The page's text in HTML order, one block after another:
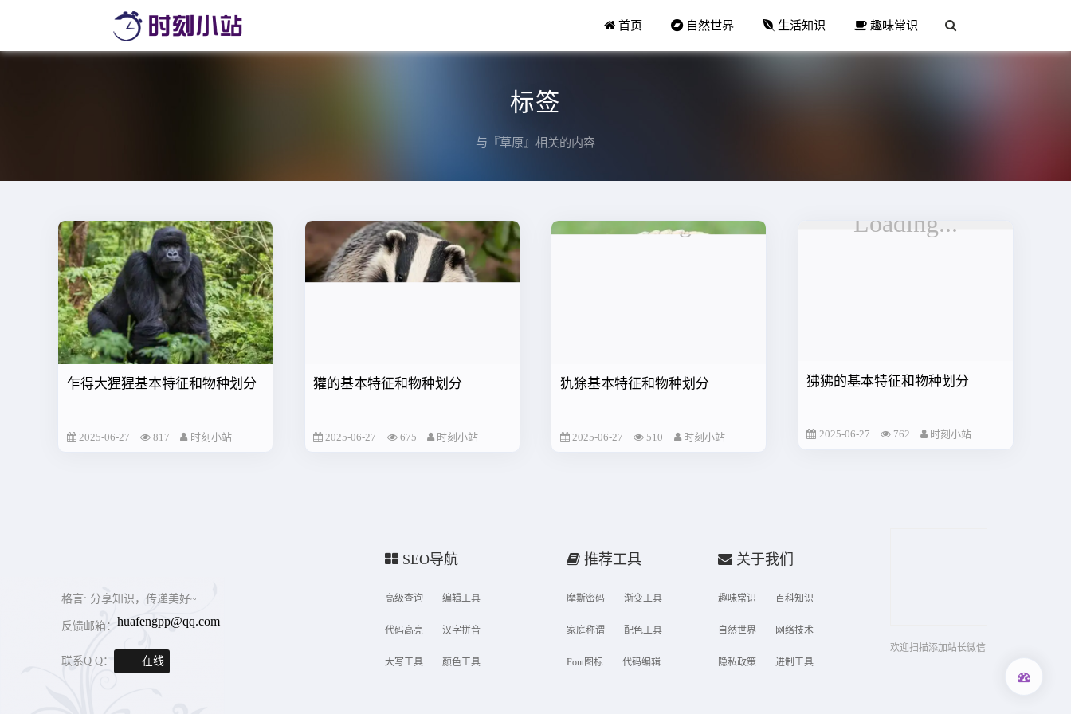
首页 自然世界 生活知识 趣味常识
标签
与『草原』相关的内容
乍得大猩猩基本特征和物种划分
2025-06-27 817 时刻小站
獾的基本特征和物种划分
2025-06-27 675 时刻小站
犰狳基本特征和物种划分
2025-06-27 510 时刻小站
狒狒的基本特征和物种划分
2025-06-27 762 时刻小站
格言: 分享知识，传递美好~
反馈邮箱： huafengpp@qq.com
联系Q Q：
在线
SEO导航
高级查询 编辑工具
代码高亮 汉字拼音
大写工具 颜色工具
推荐工具
摩斯密码 渐变工具
家庭称谓 配色工具
Font图标 代码编辑
关于我们
趣味常识 百科知识
自然世界 网络技术
隐私政策 进制工具
欢迎扫描添加站长微信